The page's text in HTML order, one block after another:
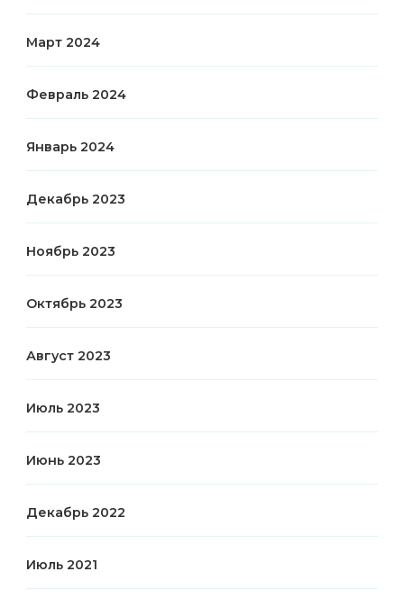
Март 2024
Февраль 2024
Январь 2024
Декабрь 2023
Ноябрь 2023
Октябрь 2023
Август 2023
Июль 2023
Июнь 2023
Декабрь 2022
Июль 2021